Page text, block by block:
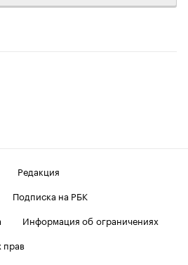
Редакция
Подписка на РБК
Информация об ограничениях
прав